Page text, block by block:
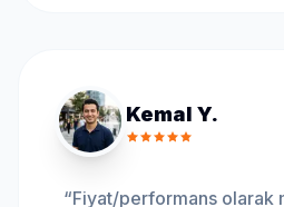
Kemal Y.
“Fiyat/performans olarak